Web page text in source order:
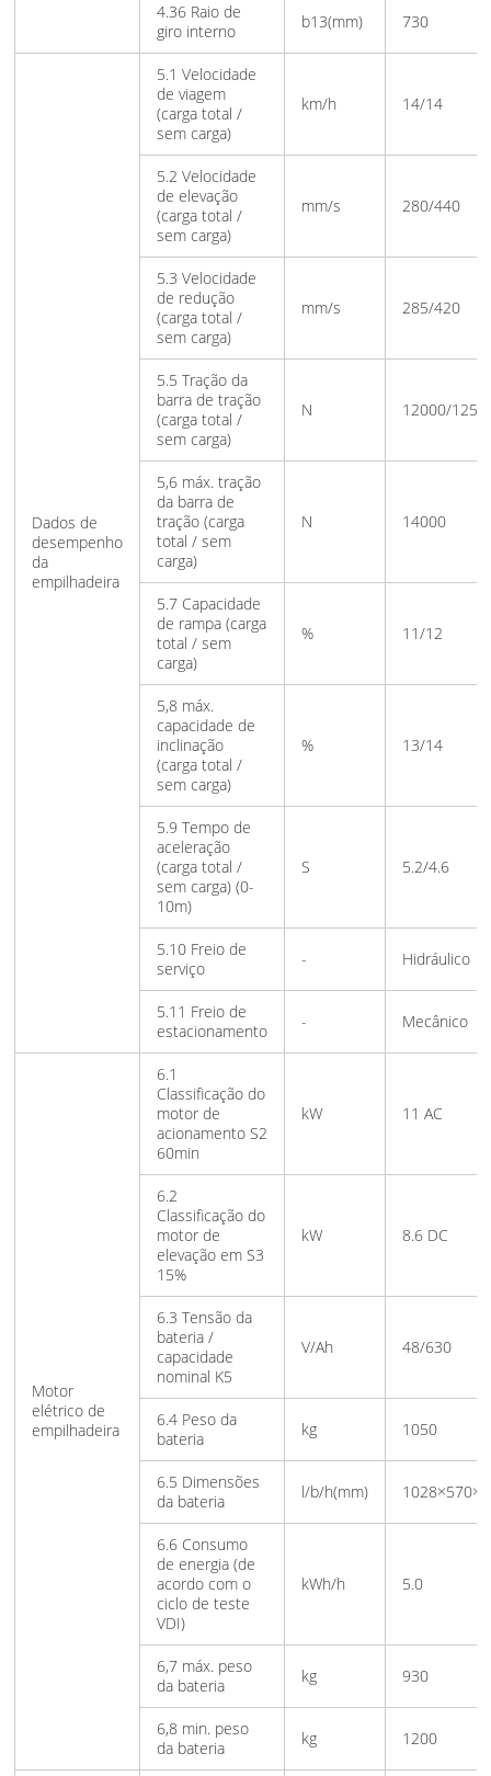
4.36 Raio de
giro interno
b13(mm) 730
Dados de
desempenho
da
empilhadeira
5.1 Velocidade
de viagem
(carga total /
sem carga)
km/h 14/14
5.2 Velocidade
de elevação
(carga total /
sem carga)
mm/s 280/440
5.3 Velocidade
de redução
(carga total /
sem carga)
mm/s 285/420
5.5 Tração da
barra de tração
(carga total /
sem carga)
N 12000/
5,6 máx. tração
da barra de
tração (carga
total / sem
carga)
N 14000
5.7 Capacidade
de rampa (carga
total / sem
carga)
% 11/12
5,8 máx.
capacidade de
inclinação
(carga total /
sem carga)
% 13/14
5.9 Tempo de
aceleração
(carga total /
sem carga) (0-
10m)
S 5.2/4.6
5.10 Freio de
serviço
- Hidráulico
5.11 Freio de
estacionamento
- Mecânico
Motor
elétrico de
empilhadeira
6.1
Classificação do
motor de
acionamento S2
60min
kW 11 AC
6.2
Classificação do
motor de
elevação em S3
15%
kW 8.6 DC
6.3 Tensão da
bateria /
capacidade
nominal K5
V/Ah 48/630
6.4 Peso da
bateria
kg 1050
6.5 Dimensões
da bateria
l/b/h(mm)
6.6 Consumo
de energia (de
acordo com o
ciclo de teste
VDI)
kWh/h 5.0
6,7 máx. peso
da bateria
kg 930
6,8 min. peso
da bateria
kg 1200